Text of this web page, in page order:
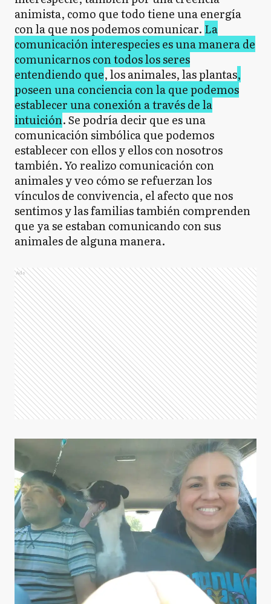
animista, como que todo tiene una energía
con la que nos podemos comunicar. La
comunicación interespecies es una manera de
comunicarnos con todos los seres
entendiendo que, los animales, las plantas,
poseen una conciencia con la que podemos
establecer una conexión a través de la
intuición. Se podría decir que es una
comunicación simbólica que podemos
establecer con ellos y ellos con nosotros
también. Yo realizo comunicación con
animales y veo cómo se refuerzan los
vínculos de convivencia, el afecto que nos
sentimos y las familias también comprenden
que ya se estaban comunicando con sus
animales de alguna manera.
Ads